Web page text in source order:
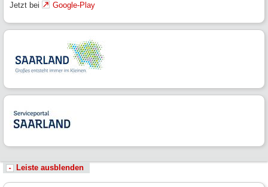
Jetzt bei
Google-Play
Leiste ausblenden